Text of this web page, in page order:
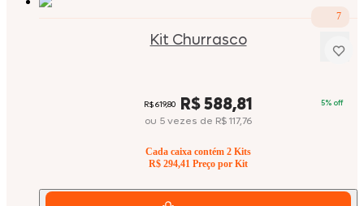
Kit Churrasco
Original price:
R$ 619,80 Price:
R$ 588,81 5% off
ou 5vezes de R$ 117,76
Cada caixa contém 2 Kits
R$ 294,41 Preço por Kit
7